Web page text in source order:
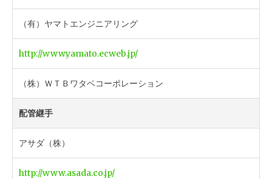
（有）ヤマトエンジニアリング
http://www.yamato.ecweb.jp/
（株）ＷＴＢワタベコーポレーション
配管継手
アサダ（株）
http://www.asada.co.jp/